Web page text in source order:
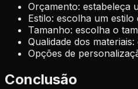
Orçamento: estabeleça
Estilo: escolha um
Tamanho: escolha o
Qualidade dos
Opções de
Conclusão